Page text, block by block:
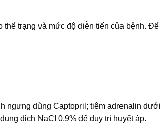
thể trạng và mức độ diễn tiến của bệnh. Để
ngưng dùng Captopril; tiêm adrenalin dưới
dịch NaCI 0,9% để duy trì huyết áp.